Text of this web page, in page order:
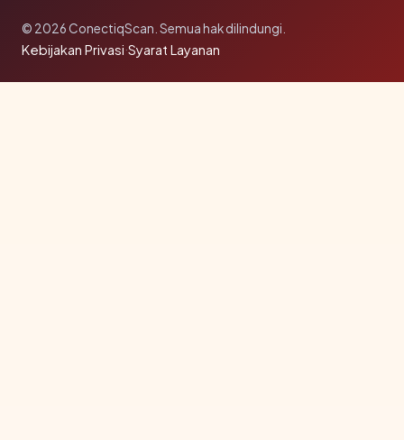
© 2026 ConectiqScan. Semua hak dilindungi.
Kebijakan Privasi·Syarat Layanan